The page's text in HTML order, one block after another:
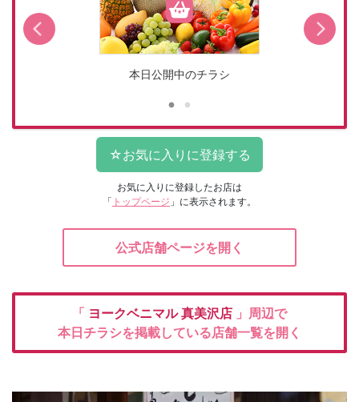
本日公開中のチラシ
お気に入りに登録したお店は
「 トップページ 」に表示されます。
公式店舗ページを開く
「 ヨークベニマル真美沢店 」周辺で
本日チラシを掲載している店舗一覧を開く